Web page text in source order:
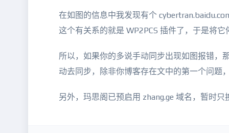
在如图的信息中我发现有个
这个有关系的就是 WP2PCS 插件了，于是将
所以，如果你的多说手动同步出现如图报错，
动去同步，除非你博客存在文中的第一个问题
另外，玛思阁已预启用 zhang.ge 域名，暂时